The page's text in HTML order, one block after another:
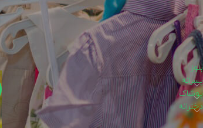
دسته‌های محصولات
بلوز
پسرانه
پوشاک
دخترانه